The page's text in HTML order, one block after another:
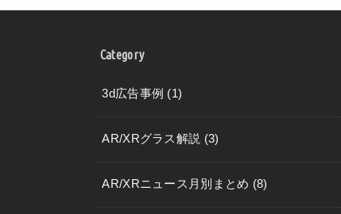
Category
3d広告事例 (1)
AR/XRグラス解説 (3)
AR/XRニュース月別まとめ (8)